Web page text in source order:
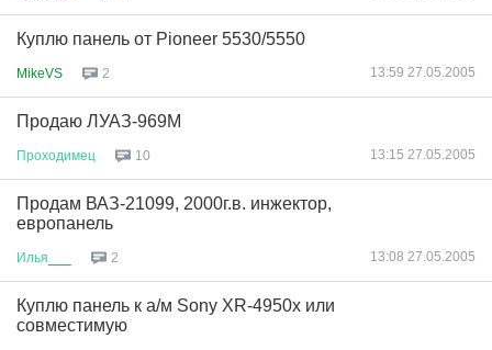
Куплю панель от Pioneer 5530/5550
MikeVS 2 13:59 27.05.2005
Продаю ЛУАЗ-969М
Проходимец 10 13:15 27.05.2005
Продам ВАЗ-21099, 2000г.в. инжектор,
европанель
Илья 2 13:08 27.05.2005
Куплю панель к а/м Sony XR-4950x или
совместимую